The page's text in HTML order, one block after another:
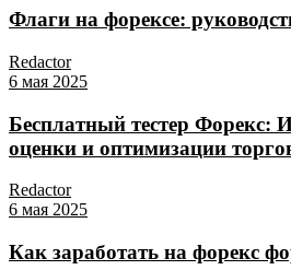
Флаги на форексе:
Redactor
6 мая 2025
Бесплатный тестер Форекс:
оценки и оптимизации
Redactor
6 мая 2025
Как заработать на форекс